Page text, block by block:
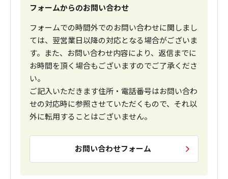
フォームからのお問い合わせ
フォームでの時間外でのお問い合わせに関しまし
ては、翌営業日以降の対応となる場合がございま
す。また、お問い合わせ内容により、返信までに
お時間を頂く場合もございますのでご了承くださ
い。
ご記入いただきます住所・電話番号はお問い合わ
せの対応時に参照させていただくもので、それ以
外に転用することはございません。
お問い合わせフォーム